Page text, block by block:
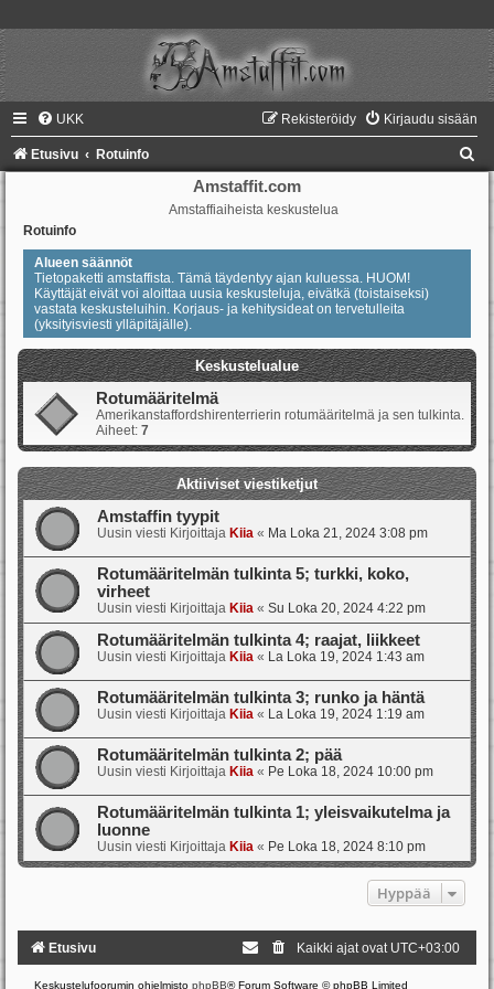
UKK Kirjaudu sisään
Rekisteröidy
Etusivu Rotuinfo
Amstaffit.com
Amstaffiaiheista keskustelua
Rotuinfo
Alueen säännöt
Tietopaketti amstaffista. Tämä täydentyy ajan kuluessa. HUOM!
Käyttäjät eivät voi aloittaa uusia keskusteluja, eivätkä (toistaiseksi)
vastata keskusteluihin. Korjaus- ja kehitysideat on tervetulleita
(yksityisviesti ylläpitäjälle).
Keskustelualue
Rotumääritelmä
Amerikanstaffordshirenterrierin rotumääritelmä ja sen tulkinta.
Aiheet: 7
Aktiiviset viestiketjut
Amstaffin tyypit
Uusin viesti Kirjoittaja Kiia « Ma Loka 21, 2024 3:08 pm
Rotumääritelmän tulkinta 5; turkki, koko,
virheet
Uusin viesti Kirjoittaja Kiia « Su Loka 20, 2024 4:22 pm
Rotumääritelmän tulkinta 4; raajat, liikkeet
Uusin viesti Kirjoittaja Kiia « La Loka 19, 2024 1:43 am
Rotumääritelmän tulkinta 3; runko ja häntä
Uusin viesti Kirjoittaja Kiia « La Loka 19, 2024 1:19 am
Rotumääritelmän tulkinta 2; pää
Uusin viesti Kirjoittaja Kiia « Pe Loka 18, 2024 10:00 pm
Rotumääritelmän tulkinta 1; yleisvaikutelma ja
luonne
Uusin viesti Kirjoittaja Kiia « Pe Loka 18, 2024 8:10 pm
Hyppää
Etusivu Kaikki ajat ovat UTC+03:00
Keskustelufoorumin ohjelmisto phpBB® Forum Software © phpBB Limited